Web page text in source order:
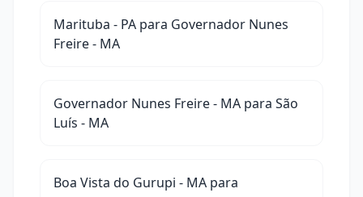
Marituba - PA para Governador Nunes
Freire - MA
Governador Nunes Freire - MA para São
Luís - MA
Boa Vista do Gurupi - MA para